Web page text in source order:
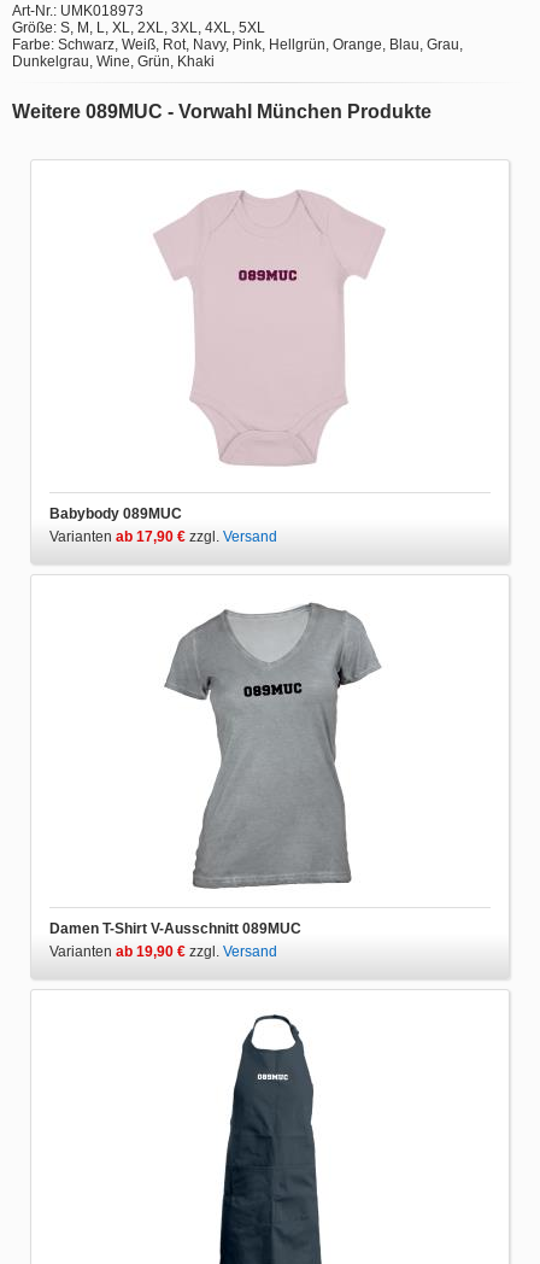
Art-Nr.: UMK018973
Größe: S, M, L, XL, 2XL, 3XL, 4XL, 5XL
Farbe: Schwarz, Weiß, Rot, Navy, Pink, Hellgrün, Orange, Blau, Grau,
Dunkelgrau, Wine, Grün, Khaki
Weitere 089MUC - Vorwahl München Produkte
Babybody 089MUC
Varianten ab 17,90 € zzgl. Versand
Damen T-Shirt V-Ausschnitt 089MUC
Varianten ab 19,90 € zzgl. Versand